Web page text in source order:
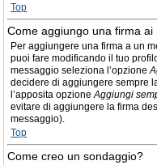
Top
Come aggiungo una firma ai
Per aggiungere una firma a un
puoi fare modificando il tuo
messaggio seleziona l’opzione
decidere di aggiungere sempre
l’apposita opzioneAggiungi
evitare di aggiungere la firma
messaggio).
Top
Come creo un sondaggio?